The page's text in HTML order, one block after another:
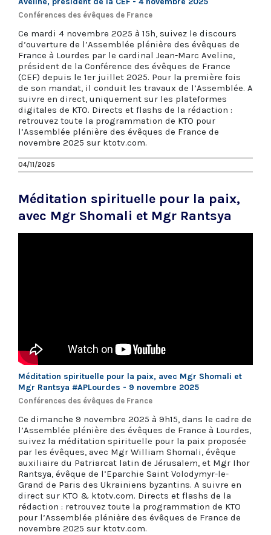
Conférences des évêques de France
Ce mardi 4 novembre 2025 à 15h, suivez le discours
d’ouverture de l’Assemblée plénière des évêques de
France à Lourdes par le cardinal Jean-Marc Aveline,
président de la Conférence des évêques de France
(CEF) depuis le 1er juillet 2025. Pour la première fois
de son mandat, il conduit les travaux de l’Assemblée. A
suivre en direct, uniquement sur les plateformes
digitales de KTO. Directs et flashs de la rédaction :
retrouvez toute la programmation de KTO pour
l’Assemblée plénière des évêques de France de
novembre 2025 sur ktotv.com.
04/11/2025
Méditation spirituelle pour la paix,
avec Mgr Shomali et Mgr Rantsya
Méditation spirituelle pour la paix, avec Mgr Shomali et
Mgr Rantsya #APLourdes - 9 novembre 2025
Conférences des évêques de France
Ce dimanche 9 novembre 2025 à 9h15, dans le cadre de
l’Assemblée plénière des évêques de France à Lourdes,
suivez la méditation spirituelle pour la paix proposée
par les évêques, avec Mgr William Shomali, évêque
auxiliaire du Patriarcat latin de Jérusalem, et Mgr Ihor
Rantsya, évêque de l’Eparchie Saint Volodymyr-le-
Grand de Paris des Ukrainiens byzantins. A suivre en
direct sur KTO & ktotv.com. Directs et flashs de la
rédaction : retrouvez toute la programmation de KTO
pour l’Assemblée plénière des évêques de France de
novembre 2025 sur ktotv.com.